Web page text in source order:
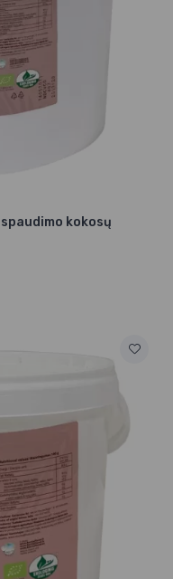
kokosų